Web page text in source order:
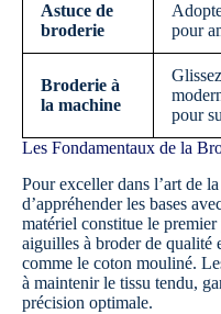
Astuce de
broderie
pour
Broderie à
la machine
pour
Les Fondamentaux de la
Pour exceller dans l’art de
d’appréhender les bases
matériel constitue le
aiguilles à broder de qualité
comme le coton mouliné.
à maintenir le tissu tendu,
précision optimale.